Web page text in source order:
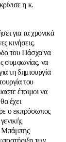
η κ.
για τα χρονικά
κινήσεις.
του Πάσχα να
συμφωνίας, να
τη δημιουργία
του
έτοιμοι να
έχει
ο εκπρόσωπος
Μπάμπης
των